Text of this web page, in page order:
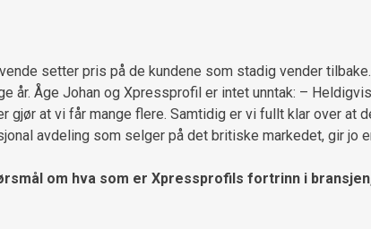
setter pris på de kundene som stadig vender
år. Åge Johan og Xpressprofil er intet unntak: –
gjør at vi får mange flere. Samtidig er vi fullt klar over at
avdeling som selger på det britiske markedet, gir jo
om hva som er Xpressprofils fortrinn i